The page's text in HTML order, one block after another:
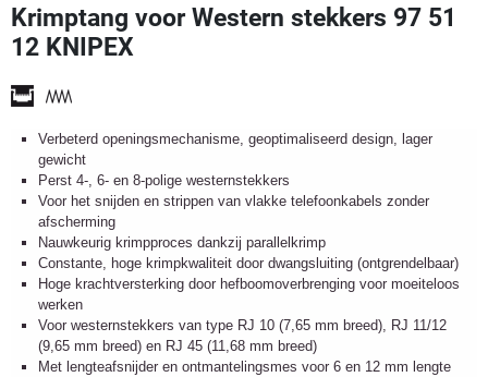
Krimptang voor Western stekkers 97 51
12 KNIPEX
Verbeterd openingsmechanisme, geoptimaliseerd design, lager
gewicht
Perst 4-, 6- en 8-polige westernstekkers
Voor het snijden en strippen van vlakke telefoonkabels zonder
afscherming
Nauwkeurig krimpproces dankzij parallelkrimp
Constante, hoge krimpkwaliteit door dwangsluiting (ontgrendelbaar)
Hoge krachtversterking door hefboomoverbrenging voor moeiteloos
werken
Voor westernstekkers van type RJ 10 (7,65 mm breed), RJ 11/12
(9,65 mm breed) en RJ 45 (11,68 mm breed)
Met lengteafsnijder en ontmantelingsmes voor 6 en 12 mm lengte